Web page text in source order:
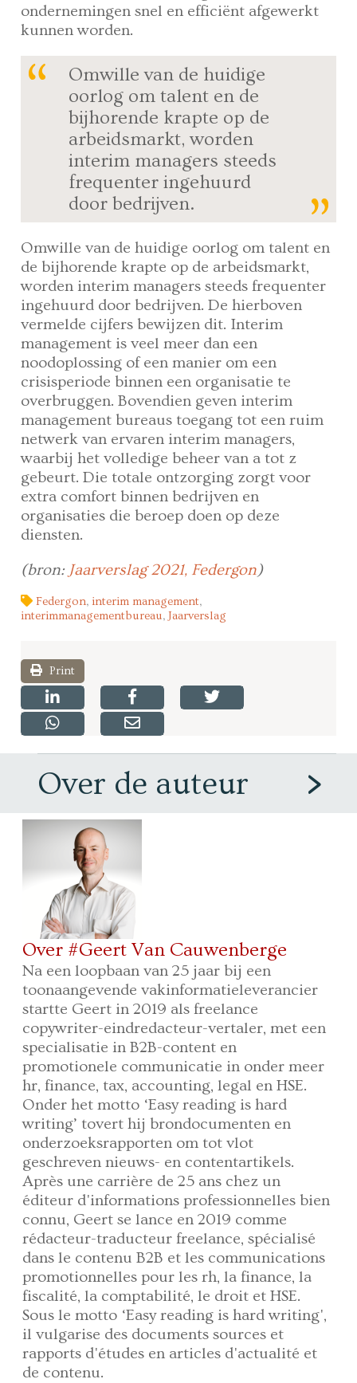
ondernemingen snel en efficiënt afgewerkt
kunnen worden.
Omwille van de huidige
oorlog om talent en de
bijhorende krapte op de
arbeidsmarkt, worden
interim managers steeds
frequenter ingehuurd
door bedrijven.
Omwille van de huidige oorlog om talent en
de bijhorende krapte op de arbeidsmarkt,
worden interim managers steeds frequenter
ingehuurd door bedrijven. De hierboven
vermelde cijfers bewijzen dit. Interim
management is veel meer dan een
noodoplossing of een manier om een
crisisperiode binnen een organisatie te
overbruggen. Bovendien geven interim
management bureaus toegang tot een ruim
netwerk van ervaren interim managers,
waarbij het volledige beheer van a tot z
gebeurt. Die totale ontzorging zorgt voor
extra comfort binnen bedrijven en
organisaties die beroep doen op deze
diensten.
(bron: Jaarverslag 2021, Federgon)
Federgon,interim management,
interimmanagementbureau,Jaarverslag
Print
Over de auteur
Over #Geert Van Cauwenberge
Na een loopbaan van 25 jaar bij een
toonaangevende vakinformatieleverancier
startte Geert in 2019 als freelance
copywriter-eindredacteur-vertaler, met een
specialisatie in B2B-content en
promotionele communicatie in onder meer
hr, finance, tax, accounting, legal en HSE.
Onder het motto ‘Easy reading is hard
writing’ tovert hij brondocumenten en
onderzoeksrapporten om tot vlot
geschreven nieuws- en contentartikels.
Après une carrière de 25 ans chez un
éditeur d'informations professionnelles bien
connu, Geert se lance en 2019 comme
rédacteur-traducteur freelance, spécialisé
dans le contenu B2B et les communications
promotionnelles pour les rh, la finance, la
fiscalité, la comptabilité, le droit et HSE.
Sous le motto ‘Easy reading is hard writing',
il vulgarise des documents sources et
rapports d'études en articles d'actualité et
de contenu.